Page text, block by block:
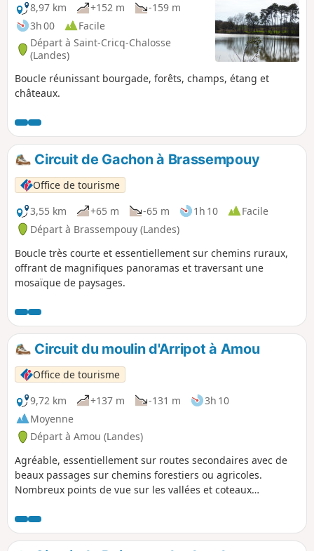
8,97 km
+152 m
-159 m
3h 00
Facile
Départ à Saint-Cricq-Chalosse
(Landes)
Boucle réunissant bourgade, forêts, champs, étang et
châteaux.
Circuit de Gachon à Brassempouy
Office de tourisme
3,55 km
+65 m -65 m 1h 10
Facile
Départ à Brassempouy (Landes)
Boucle très courte et essentiellement sur chemins ruraux,
offrant de magnifiques panoramas et traversant une
mosaïque de paysages.
Circuit du moulin d'Arripot à Amou
Office de tourisme
9,72 km
+137 m -131 m
3h 10
Moyenne
Départ à Amou (Landes)
Agréable, essentiellement sur routes secondaires avec de
beaux passages sur chemins forestiers ou agricoles.
Nombreux points de vue sur les vallées et coteaux